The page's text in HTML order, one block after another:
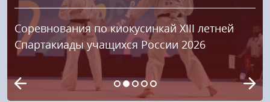
Соревнования по киокусинкай XIII летней
Спартакиады учащихся России 2026